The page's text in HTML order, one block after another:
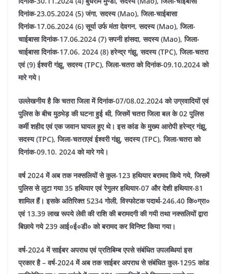
दिनांक-23.05.2024 (5) जंगा, सदस्य (Mao), जिला-चाईबासा
दिनांक-17.06.2024 (6) सूर्या उर्फ मंता देवगन, सदस्य (Mao), जिला-
चाईबासा दिनांक-17.06.2024 (7) सपनी हांसदा, सदस्य (Mao), जिला-
चाईबासा दिनांक-17.06. 2024 (8) हरेन्द्र गंझू, सदस्य (TPC), जिला-चतरा
एवं (9) ईश्वरी गंझू, सदस्य (TPC), जिला-चतरा को दिनांक-09.10.2024 को
मारे गये।
उल्लेखनीय है कि चतरा जिला में दिनांक-07/08.02.2024 को उग्रवादियों एवं
पुलिस के बीच मुठभेड़ की घटना हुई थी, जिसमें चतरा जिला बल के 02 पुलिस
कर्मी शहीद एवं एक जवान घायल हुए थे। इस कांड के मुख्य आरोपी हरेन्द्र गंझू,
सदस्य (TPC), जिला-चतराएवं ईश्वरी गंझु, सदस्य (TPC), जिला-चतरा को
दिनांक-09.10. 2024 को मारे गये।
वर्ष 2024 में अब तक नक्सलियों से कुल-123 हथियार बरामद किये गये, जिसमें
पुलिस से लुटा गया 35 हथियार एवं रेगुलर हथियार-07 और देशी हथियार-81
शामिल हैं। इसके अतिरिक्त 5234 गोली, विस्फोटक पदार्थ-246.40 कि०ग्रा०
एवं 13.39 लाख रूपये लेवी की राशि की बरामदगी की गयी तथा नक्सलियों द्वारा
बिछाये गये 239 आई०ई०डी० को बरामद कर विनिष्ट किया गया।
वर्ष-2024 में साईबर अपराध एवं प्रतिबिम्ब एपसे संबंधित उपलब्धियां इस
प्रकार है –वर्ष-2024 में अब तक साईबर अपराध से संबंधित कुल-1295 कांड